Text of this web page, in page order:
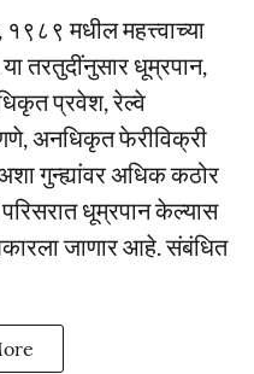
मधील महत्त्वाच्या
तरतुदींनुसार धूम्रपान,
प्रवेश, रेल्वे
अनधिकृत फेरीविक्री
गुन्ह्यांवर अधिक कठोर
धूम्रपान केल्यास
जाणार आहे. संबंधित